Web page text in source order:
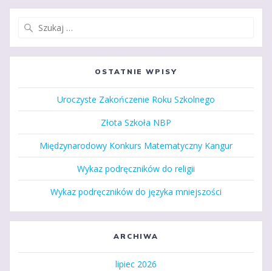
OSTATNIE WPISY
Uroczyste Zakończenie Roku Szkolnego
Złota Szkoła NBP
Międzynarodowy Konkurs Matematyczny Kangur
Wykaz podręczników do religii
Wykaz podręczników do języka mniejszości
ARCHIWA
lipiec 2026